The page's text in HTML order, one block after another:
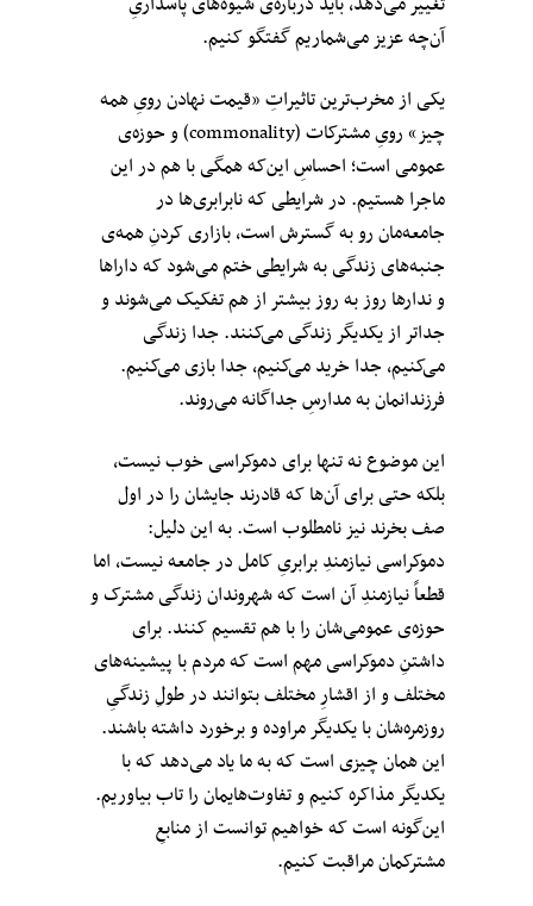
آن‌چه عزیز می‌شماریم گفتگو کنیم.
یکی از مخرب‌ترین تاثیراتِ «قیمت نهادن رویِ همه
چیز» رویِ مشترکات (commonality) و حوزه‌‌ی
عمومی است؛ احساسِ این‌که همگی با هم در این
ماجرا هستیم. در شرایطی که نابرابری‌ها در
جامعه‌مان رو به گسترش است، بازاری کردنِ همه‌ی
جنبه‌های زندگی به شرایطی ختم می‌شود که داراها
و ندارها روز به روز بیشتر از هم تفکیک می‌شوند و
جداتر از یکدیگر زندگی می‌کنند. جدا زندگی
می‌کنیم، جدا خرید می‌کنیم، جدا بازی می‌کنیم.
فرزندانمان به مدارسِ جداگانه می‌روند.
این موضوع نه تنها برای دموکراسی خوب نیست،
بلکه حتی برای آن‌ها که قادرند جایشان را در اول
صف بخرند نیز نامطلوب است. به این دلیل:
دموکراسی نیازمندِ برابریِ کامل در جامعه نیست، اما
قطعاً نیازمندِ آن است که شهروندان زندگی مشترک و
حوزه‌ی عمومی‌شان را با هم تقسیم کنند. برای
داشتنِ دموکراسی مهم است که مردم با پیشینه‌های
مختلف و از اقشارِ مختلف بتوانند در طولِ زندگیِ
روزمره‌شان با یکدیگر مراوده و برخورد داشته باشند.
این همان چیزی است که به ما یاد می‌دهد که با
یکدیگر مذاکره کنیم و تفاوت‌هایمان را تاب بیاوریم.
این‌گونه است که خواهیم توانست از منابعِ
مشترکمان مراقبت کنیم.